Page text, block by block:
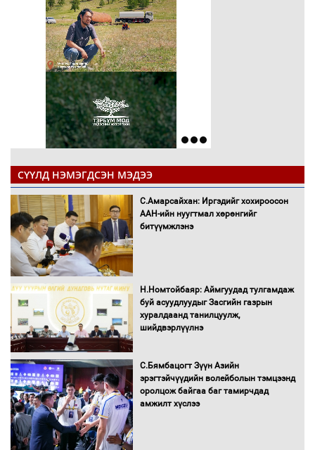
СҮҮЛД НЭМЭГДСЭН МЭДЭЭ
С.Амарсайхан: Иргэдийг хохироосон
ААН-ийн нуугтмал хөрөнгийг
битүүмжлэнэ
Н.Номтойбаяр: Аймгуудад тулгамдаж
буй асуудлуудыг Засгийн газрын
хуралдаанд танилцуулж,
шийдвэрлүүлнэ
С.Бямбацогт Зүүн Азийн
эрэгтэйчүүдийн волейболын тэмцээнд
оролцож байгаа баг тамирчдад
амжилт хүслээ